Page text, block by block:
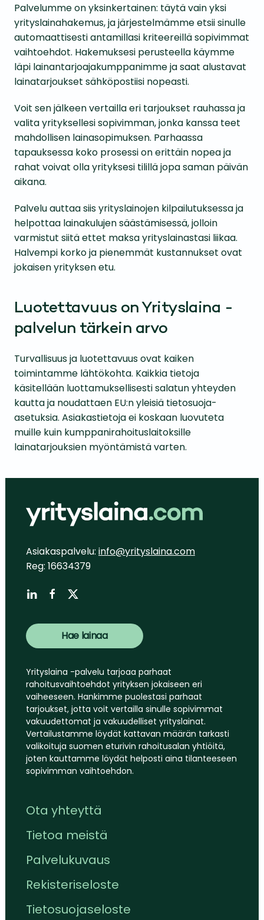
Palvelumme on yksinkertainen: täytä vain yksi
yrityslainahakemus, ja järjestelmämme etsii sinulle
automaattisesti antamillasi kriteereillä sopivimmat
vaihtoehdot. Hakemuksesi perusteella käymme
läpi lainantarjoajakumppanimme ja saat alustavat
lainatarjoukset sähköpostiisi nopeasti.
Voit sen jälkeen vertailla eri tarjoukset rauhassa ja
valita yrityksellesi sopivimman, jonka kanssa teet
mahdollisen lainasopimuksen. Parhaassa
tapauksessa koko prosessi on erittäin nopea ja
rahat voivat olla yrityksesi tilillä jopa saman päivän
aikana.
Palvelu auttaa siis yrityslainojen kilpailutuksessa ja
helpottaa lainakulujen säästämisessä, jolloin
varmistut siitä ettet maksa yrityslainastasi liikaa.
Halvempi korko ja pienemmät kustannukset ovat
jokaisen yrityksen etu.
Luotettavuus on Yrityslaina -
palvelun tärkein arvo
Turvallisuus ja luotettavuus ovat kaiken
toimintamme lähtökohta. Kaikkia tietoja
käsitellään luottamuksellisesti salatun yhteyden
kautta ja noudattaen EU:n yleisiä tietosuoja-
asetuksia. Asiakastietoja ei koskaan luovuteta
muille kuin kumppanirahoituslaitoksille
lainatarjouksien myöntämistä varten.
Asiakaspalvelu: info@yrityslaina.com
Reg: 16634379
Hae lainaa
Yrityslaina -palvelu tarjoaa parhaat
rahoitusvaihtoehdot yrityksen jokaiseen eri
vaiheeseen. Hankimme puolestasi parhaat
tarjoukset, jotta voit vertailla sinulle sopivimmat
vakuudettomat ja vakuudelliset yrityslainat.
Vertailustamme löydät kattavan määrän tarkasti
valikoituja suomen eturivin rahoitusalan yhtiöitä,
joten kauttamme löydät helposti aina tilanteeseen
sopivimman vaihtoehdon.
Ota yhteyttä
Tietoa meistä
Palvelukuvaus
Rekisteriseloste
Tietosuojaseloste